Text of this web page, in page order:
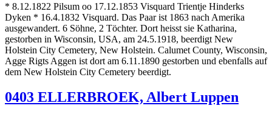
* 8.12.1822 Pilsum oo 17.12.1853 Visquard Trientje Hinderks
Dyken * 16.4.1832 Visquard. Das Paar ist 1863 nach Amerika
ausgewandert. 6 Söhne, 2 Töchter. Dort heisst sie Katharina,
gestorben in Wisconsin, USA, am 24.5.1918, beerdigt New
Holstein City Cemetery, New Holstein. Calumet County, Wisconsin,
Agge Rigts Aggen ist dort am 6.11.1890 gestorben und ebenfalls auf
dem New Holstein City Cemetery beerdigt.
0403 ELLERBROEK, Albert Luppen